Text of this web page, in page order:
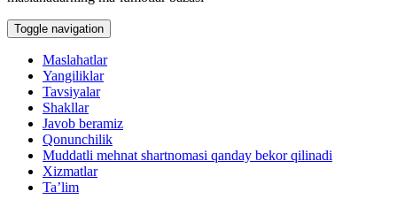
Toggle navigation
Maslahatlar
Yangiliklar
Tavsiyalar
Shakllar
Javob beramiz
Qonunchilik
Muddatli mehnat shartnomasi qanday bekor qilinadi
Xizmatlar
Ta’lim